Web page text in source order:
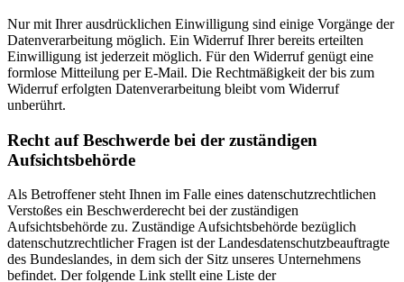
Nur mit Ihrer ausdrücklichen Einwilligung sind einige Vorgänge der
Datenverarbeitung möglich. Ein Widerruf Ihrer bereits erteilten
Einwilligung ist jederzeit möglich. Für den Widerruf genügt eine
formlose Mitteilung per E-Mail. Die Rechtmäßigkeit der bis zum
Widerruf erfolgten Datenverarbeitung bleibt vom Widerruf
unberührt.
Recht auf Beschwerde bei der zuständigen
Aufsichtsbehörde
Als Betroffener steht Ihnen im Falle eines datenschutzrechtlichen
Verstoßes ein Beschwerderecht bei der zuständigen
Aufsichtsbehörde zu. Zuständige Aufsichtsbehörde bezüglich
datenschutzrechtlicher Fragen ist der Landesdatenschutzbeauftragte
des Bundeslandes, in dem sich der Sitz unseres Unternehmens
befindet. Der folgende Link stellt eine Liste der